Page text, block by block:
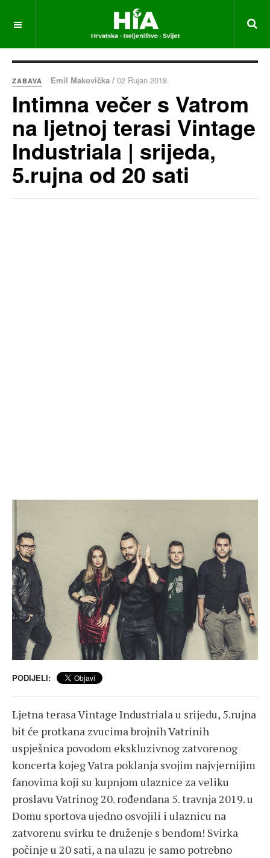
ZABAVA Emil Makovička / 02 Rujan 2018
Intimna večer s Vatrom
na ljetnoj terasi Vintage
Industriala | srijeda,
5.rujna od 20 sati
PODIJELI:
Ljetna terasa Vintage Industriala u srijedu, 5.rujna
bit će protkana zvucima brojnih Vatrinih
uspješnica povodom ekskluzivnog zatvorenog
koncerta kojeg Vatra poklanja svojim najvjernijim
fanovima koji su kupnjom ulaznice za veliku
proslavu Vatrinog 20. rođendana 5. travnja 2019. u
Domu sportova ujedno osvojili i ulaznicu na
zatvorenu svirku te druženje s bendom! Svirka
počinje u 20 sati, a na ulazu je samo potrebno